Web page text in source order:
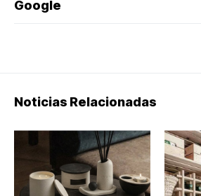
Google
Noticias Relacionadas